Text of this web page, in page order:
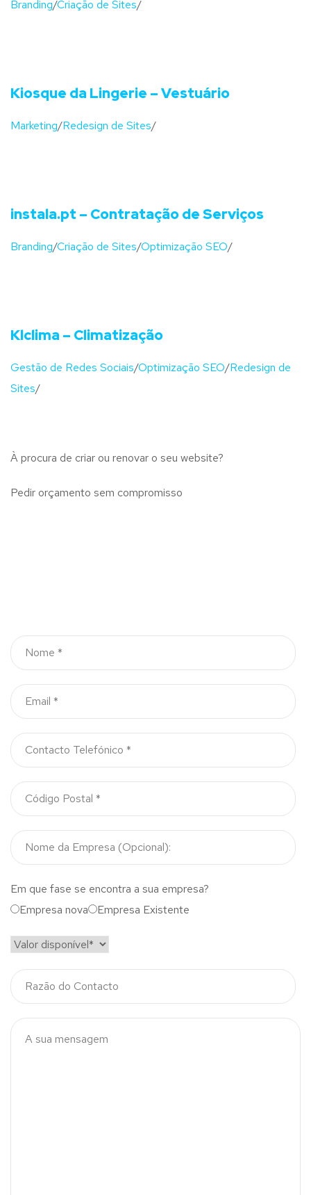
Branding/Criação de Sites/
Kiosque da Lingerie – Vestuário
Marketing/Redesign de Sites/
instala.pt – Contratação de Serviços
Branding/Criação de Sites/Optimização SEO/
Klclima – Climatização
Gestão de Redes Sociais/Optimização SEO/Redesign de
Sites/
À procura de criar ou renovar o seu website?
Pedir orçamento sem compromisso
Em que fase se encontra a sua empresa?
Empresa nova
Empresa Existente